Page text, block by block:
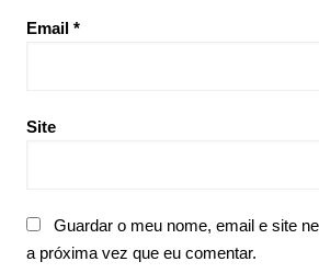
Email *
Site
Guardar o meu nome, email e site
a próxima vez que eu comentar.